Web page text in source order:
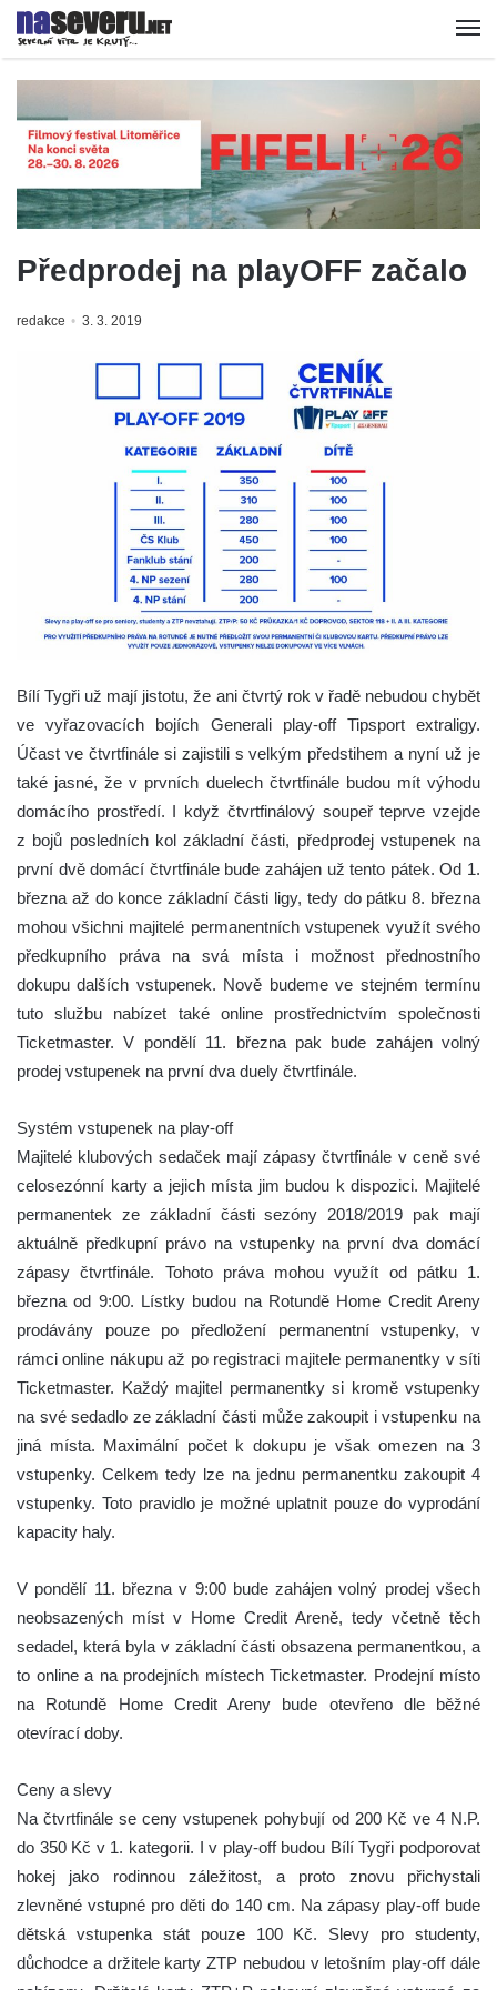
Předprodej na playOFF začalo
redakce 3. 3. 2019
Bílí Tygři už mají jistotu, že ani čtvrtý rok v řadě nebudou chybět
ve vyřazovacích bojích Generali play-off Tipsport extraligy.
Účast ve čtvrtfinále si zajistili s velkým předstihem a nyní už je
také jasné, že v prvních duelech čtvrtfinále budou mít výhodu
domácího prostředí. I když čtvrtfinálový soupeř teprve vzejde
z bojů posledních kol základní části, předprodej vstupenek na
první dvě domácí čtvrtfinále bude zahájen už tento pátek. Od 1.
března až do konce základní části ligy, tedy do pátku 8. března
mohou všichni majitelé permanentních vstupenek využít svého
předkupního práva na svá místa i možnost přednostního
dokupu dalších vstupenek. Nově budeme ve stejném termínu
tuto službu nabízet také online prostřednictvím společnosti
Ticketmaster. V pondělí 11. března pak bude zahájen volný
prodej vstupenek na první dva duely čtvrtfinále.
Systém vstupenek na play-off
Majitelé klubových sedaček mají zápasy čtvrtfinále v ceně své
celosezónní karty a jejich místa jim budou k dispozici. Majitelé
permanentek ze základní části sezóny 2018/2019 pak mají
aktuálně předkupní právo na vstupenky na první dva domácí
zápasy čtvrtfinále. Tohoto práva mohou využít od pátku 1.
března od 9:00. Lístky budou na Rotundě Home Credit Areny
prodávány pouze po předložení permanentní vstupenky, v
rámci online nákupu až po registraci majitele permanentky v síti
Ticketmaster. Každý majitel permanentky si kromě vstupenky
na své sedadlo ze základní části může zakoupit i vstupenku na
jiná místa. Maximální počet k dokupu je však omezen na 3
vstupenky. Celkem tedy lze na jednu permanentku zakoupit 4
vstupenky. Toto pravidlo je možné uplatnit pouze do vyprodání
kapacity haly.
V pondělí 11. března v 9:00 bude zahájen volný prodej všech
neobsazených míst v Home Credit Areně, tedy včetně těch
sedadel, která byla v základní části obsazena permanentkou, a
to online a na prodejních místech Ticketmaster. Prodejní místo
na Rotundě Home Credit Areny bude otevřeno dle běžné
otevírací doby.
Ceny a slevy
Na čtvrtfinále se ceny vstupenek pohybují od 200 Kč ve 4 N.P.
do 350 Kč v 1. kategorii. I v play-off budou Bílí Tygři podporovat
hokej jako rodinnou záležitost, a proto znovu přichystali
zlevněné vstupné pro děti do 140 cm. Na zápasy play-off bude
dětská vstupenka stát pouze 100 Kč. Slevy pro studenty,
důchodce a držitele karty ZTP nebudou v letošním play-off dále